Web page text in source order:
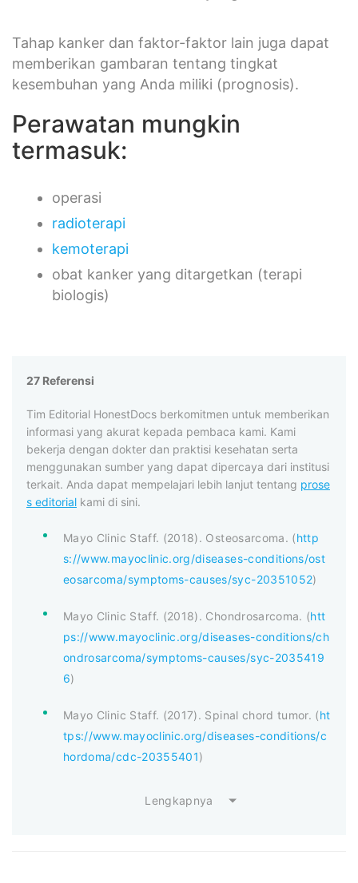
Tahap kanker dan faktor-faktor lain juga dapat
memberikan gambaran tentang tingkat
kesembuhan yang Anda miliki (prognosis).
Perawatan mungkin
termasuk:
operasi
radioterapi
kemoterapi
obat kanker yang ditargetkan (terapi
biologis)
27 Referensi
Tim Editorial HonestDocs berkomitmen untuk memberikan
informasi yang akurat kepada pembaca kami. Kami
bekerja dengan dokter dan praktisi kesehatan serta
menggunakan sumber yang dapat dipercaya dari institusi
terkait. Anda dapat mempelajari lebih lanjut tentang prose
s editorial kami di sini.
Mayo Clinic Staff. (2018). Osteosarcoma. (http
s://www.mayoclinic.org/diseases-conditions/ost
eosarcoma/symptoms-causes/syc-20351052)
Mayo Clinic Staff. (2018). Chondrosarcoma. (htt
ps://www.mayoclinic.org/diseases-conditions/ch
ondrosarcoma/symptoms-causes/syc-2035419
6)
Mayo Clinic Staff. (2017). Spinal chord tumor. (ht
tps://www.mayoclinic.org/diseases-conditions/c
hordoma/cdc-20355401)
Lengkapnya